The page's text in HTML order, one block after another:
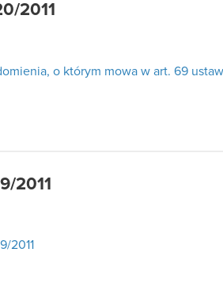
2011
o którym mowa w art. 69
2011
2011